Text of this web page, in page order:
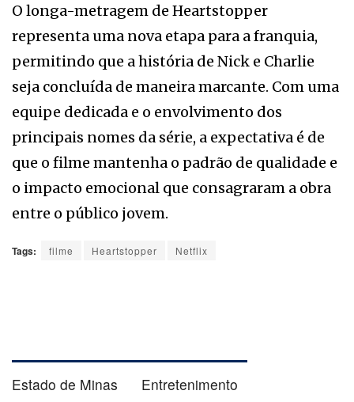
O longa-metragem de Heartstopper
representa uma nova etapa para a franquia,
permitindo que a história de Nick e Charlie
seja concluída de maneira marcante. Com uma
equipe dedicada e o envolvimento dos
principais nomes da série, a expectativa é de
que o filme mantenha o padrão de qualidade e
o impacto emocional que consagraram a obra
entre o público jovem.
Tags: filme Heartstopper Netflix
Estado de Minas Entretenimento